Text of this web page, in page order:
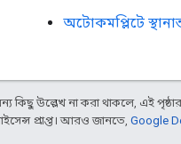
অটোকমপ্লিটে
কিছু উল্লেখ না করা থাকলে, এই
প্রাপ্ত। আরও জানতে, Google